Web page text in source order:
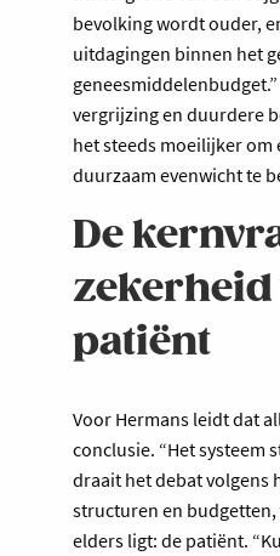
bevolking wordt ouder,
uitdagingen binnen het
vergrijzing en duurdere
het steeds moeilijker om
duurzaam evenwicht te
De
patiënt
Voor Hermans leidt dat
conclusie. “Het systeem
draait het debat volgens
structuren en
elders ligt: de patiënt.